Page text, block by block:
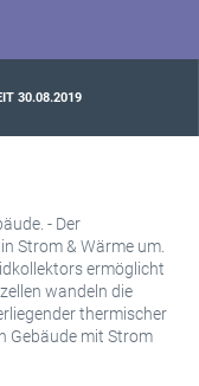
30.08.2019
- Der
Strom & Wärme um.
ermöglicht
wandeln die
thermischer
Gebäude mit Strom